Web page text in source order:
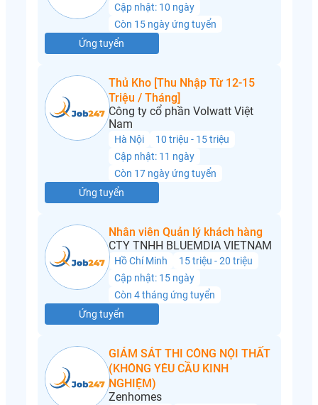
Cập nhật: 10 ngày
Còn 15 ngày ứng tuyển
Ứng tuyển
Thủ Kho [Thu Nhập Từ 12-15
Triệu / Tháng]
Công ty cổ phần Volwatt Việt
Nam
Hà Nội
10 triệu - 15 triệu
Cập nhật: 11 ngày
Còn 17 ngày ứng tuyển
Ứng tuyển
Nhân viên Quản lý khách hàng
CTY TNHH BLUEMDIA VIETNAM
Hồ Chí Minh
15 triệu - 20 triệu
Cập nhật: 15 ngày
Còn 4 tháng ứng tuyển
Ứng tuyển
GIÁM SÁT THI CÔNG NỘI THẤT
(KHÔNG YÊU CẦU KINH
NGHIỆM)
Zenhomes